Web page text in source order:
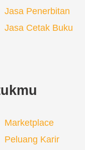
Jasa Penerbitan
Jasa Cetak Buku
Marketplace
Peluang Karir